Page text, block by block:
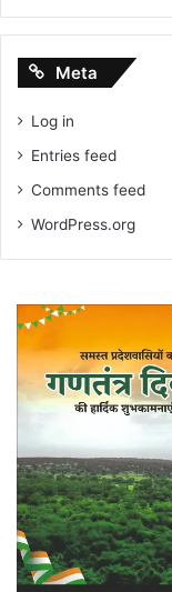
Meta
Log in
Entries feed
Comments feed
WordPress.org